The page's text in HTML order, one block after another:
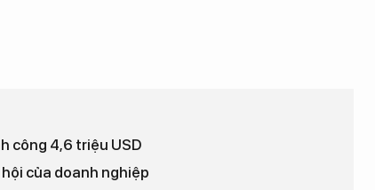
công 4,6 triệu USD
của doanh nghiệp